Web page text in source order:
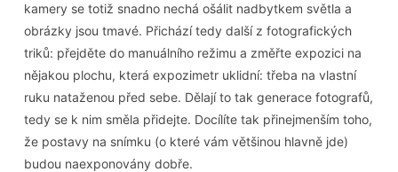
kamery se totiž snadno nechá ošálit nadbytkem světla a
obrázky jsou tmavé. Přichází tedy další z fotografických
triků: přejděte do manuálního režimu a změřte expozici na
nějakou plochu, která expozimetr uklidní: třeba na vlastní
ruku nataženou před sebe. Dělají to tak generace fotografů,
tedy se k nim směla přidejte. Docílíte tak přinejmenším toho,
že postavy na snímku (o které vám většinou hlavně jde)
budou naexponovány dobře.